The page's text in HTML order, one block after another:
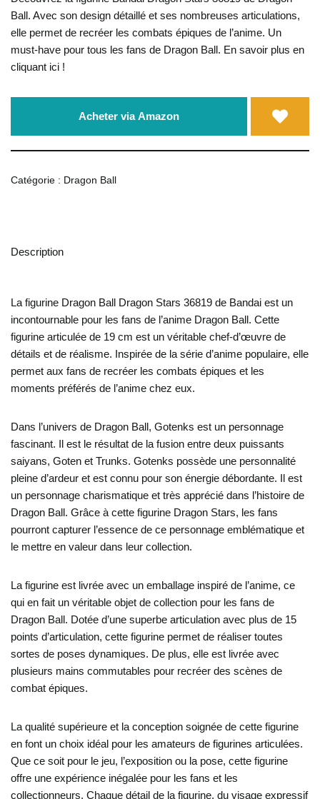
Ball. Avec son design détaillé et ses nombreuses articulations,
elle permet de recréer les combats épiques de l’anime. Un
must-have pour tous les fans de Dragon Ball. En savoir plus en
cliquant ici !
Acheter via Amazon
Catégorie : Dragon Ball
Description
La figurine Dragon Ball Dragon Stars 36819 de Bandai est un
incontournable pour les fans de l’anime Dragon Ball. Cette
figurine articulée de 19 cm est un véritable chef-d’œuvre de
détails et de réalisme. Inspirée de la série d’anime populaire, elle
permet aux fans de recréer les combats épiques et les
moments préférés de l’anime chez eux.
Dans l’univers de Dragon Ball, Gotenks est un personnage
fascinant. Il est le résultat de la fusion entre deux puissants
saiyans, Goten et Trunks. Gotenks possède une personnalité
pleine d’ardeur et est connu pour son énergie débordante. Il est
un personnage charismatique et très apprécié dans l’histoire de
Dragon Ball. Grâce à cette figurine Dragon Stars, les fans
pourront capturer l’essence de ce personnage emblématique et
le mettre en valeur dans leur collection.
La figurine est livrée avec un emballage inspiré de l’anime, ce
qui en fait un véritable objet de collection pour les fans de
Dragon Ball. Dotée d’une superbe articulation avec plus de 15
points d’articulation, cette figurine permet de réaliser toutes
sortes de poses dynamiques. De plus, elle est livrée avec
plusieurs mains commutables pour recréer des scènes de
combat épiques.
La qualité supérieure et la conception soignée de cette figurine
en font un choix idéal pour les amateurs de figurines articulées.
Que ce soit pour le jeu, l’exposition ou la pose, cette figurine
offre une expérience inégalée pour les fans et les
collectionneurs. Chaque détail de la figurine, du visage expressif